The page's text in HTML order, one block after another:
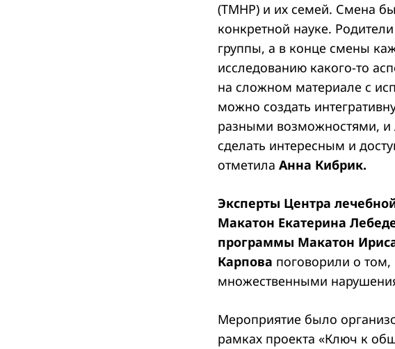
(ТМНР) и их семей. Смена
конкретной науке.
группы, а в конце смены
исследованию какого-то
на сложном материале с
можно создать
разными возможностями,
сделать интересным и
отметила Анна Кибрик.
Эксперты Центра
Макатон Екатерина
программы Макатон
Карпова поговорили о
множественными
Мероприятие было
рамках проекта «Ключ к